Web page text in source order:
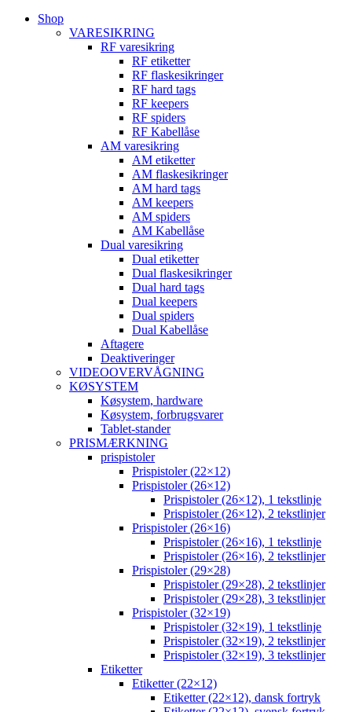
Shop
VARESIKRING
RF varesikring
RF etiketter
RF flaskesikringer
RF hard tags
RF keepers
RF spiders
RF Kabellåse
AM varesikring
AM etiketter
AM flaskesikringer
AM hard tags
AM keepers
AM spiders
AM Kabellåse
Dual varesikring
Dual etiketter
Dual flaskesikringer
Dual hard tags
Dual keepers
Dual spiders
Dual Kabellåse
Aftagere
Deaktiveringer
VIDEOOVERVÅGNING
KØSYSTEM
Køsystem, hardware
Køsystem, forbrugsvarer
Tablet-stander
PRISMÆRKNING
prispistoler
Prispistoler (22×12)
Prispistoler (26×12)
Prispistoler (26×12), 1 tekstlinje
Prispistoler (26×12), 2 tekstlinjer
Prispistoler (26×16)
Prispistoler (26×16), 1 tekstlinje
Prispistoler (26×16), 2 tekstlinjer
Prispistoler (29×28)
Prispistoler (29×28), 2 tekstlinjer
Prispistoler (29×28), 3 tekstlinjer
Prispistoler (32×19)
Prispistoler (32×19), 1 tekstlinje
Prispistoler (32×19), 2 tekstlinjer
Prispistoler (32×19), 3 tekstlinjer
Etiketter
Etiketter (22×12)
Etiketter (22×12), dansk fortryk